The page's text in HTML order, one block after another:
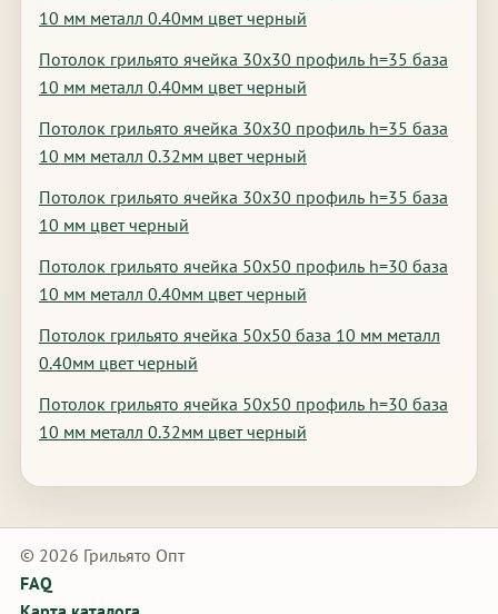
10 мм металл 0.40мм цвет черный
Потолок грильято ячейка 30х30 профиль h=35 база
10 мм металл 0.40мм цвет черный
Потолок грильято ячейка 30х30 профиль h=35 база
10 мм металл 0.32мм цвет черный
Потолок грильято ячейка 30х30 профиль h=35 база
10 мм цвет черный
Потолок грильято ячейка 50х50 профиль h=30 база
10 мм металл 0.40мм цвет черный
Потолок грильято ячейка 50х50 база 10 мм металл
0.40мм цвет черный
Потолок грильято ячейка 50х50 профиль h=30 база
10 мм металл 0.32мм цвет черный
© 2026 Грильято Опт
FAQ